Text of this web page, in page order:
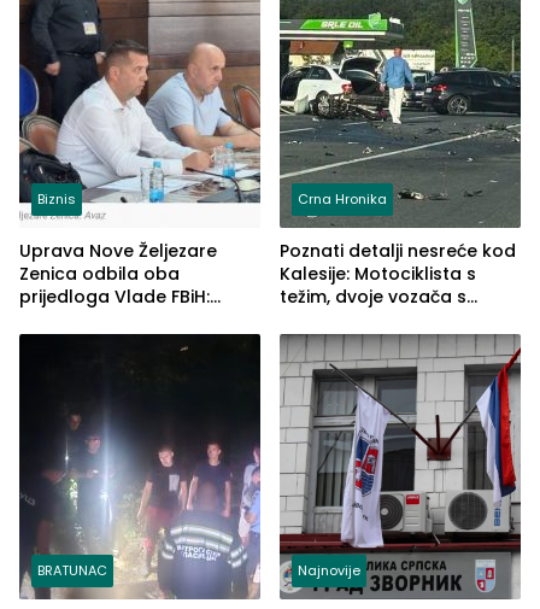
Biznis
Uprava Nove Željezare
Zenica odbila oba
prijedloga Vlade FBiH:
rješenje
Crna Hronika
Poznati detalji nesreće kod
Kalesije: Motociklista s
težim, dvoje vozača s
BRATUNAC Najnovije